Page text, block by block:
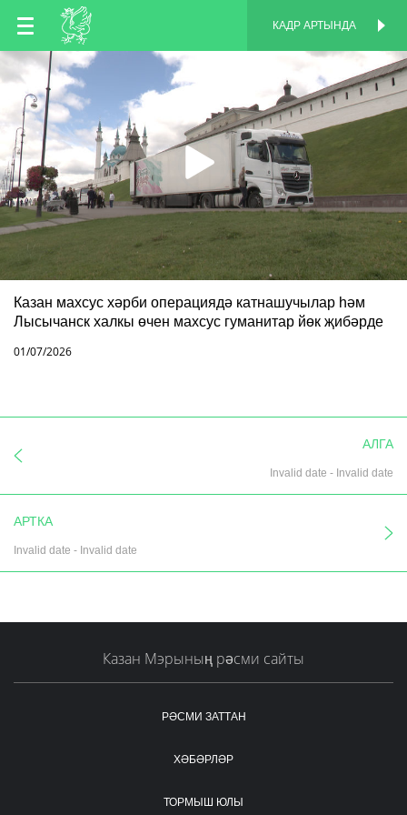
TT
RU
КАДР АРТЫНДА
Казан махсус хәрби операциядә катнашучылар һәм
Лысычанск халкы өчен махсус гуманитар йөк җибәрде
01/07/2026
АЛГА
Invalid date - Invalid date
АРТКА
Invalid date - Invalid date
Казан Мэрының рәсми сайты
РӘСМИ ЗАТТАН
ХӘБӘРЛӘР
ТОРМЫШ ЮЛЫ
КАДР АРТЫНДА